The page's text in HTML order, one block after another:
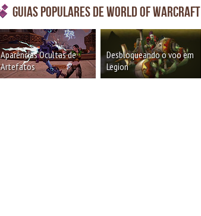
Guias Populares de World of Warcraft
Aparências Ocultas de
Artefatos
Desbloqueando o voo em
Legion